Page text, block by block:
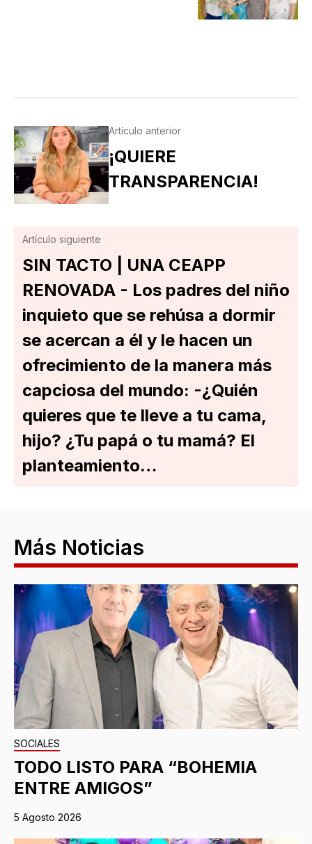
Artículo anterior
¡QUIERE
TRANSPARENCIA!
Artículo siguiente
SIN TACTO | UNA CEAPP
RENOVADA - Los padres del niño
inquieto que se rehúsa a dormir
se acercan a él y le hacen un
ofrecimiento de la manera más
capciosa del mundo: -¿Quién
quieres que te lleve a tu cama,
hijo? ¿Tu papá o tu mamá? El
planteamiento…
Más Noticias
SOCIALES
TODO LISTO PARA “BOHEMIA
ENTRE AMIGOS”
5 Agosto 2026